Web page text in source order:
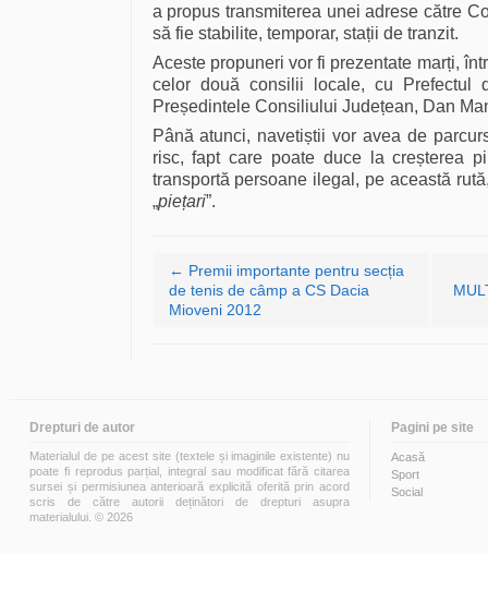
a propus transmiterea unei adrese către
să fie stabilite, temporar, stații de tranzit.
Aceste propuneri vor fi prezentate marți,
celor două consilii locale, cu Prefectul
Președintele Consiliului Județean, Dan
Până atunci, navetiștii vor avea de
risc, fapt care poate duce la creșterea
transportă persoane ilegal, pe această
„piețari”.
Navigare articole
← Premii importante pentru secția
de tenis de câmp a CS Dacia
Mioveni 2012
Drepturi de autor
Materialul de pe acest site (textele și imaginile existente) nu
poate fi reprodus parțial, integral sau modificat fără citarea
sursei și permisiunea anterioară explicită oferită prin acord
scris de către autorii deținători de drepturi asupra
materialului. © 2026
Pagini pe site
Acasă
Sport
Social